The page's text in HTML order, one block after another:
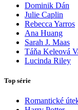
Dominik Dán
Julie Caplin
Rebecca Yarros
Ana Huang
Sarah J. Maas
Táňa Keleová
Lucinda Riley
Top série
Romantické